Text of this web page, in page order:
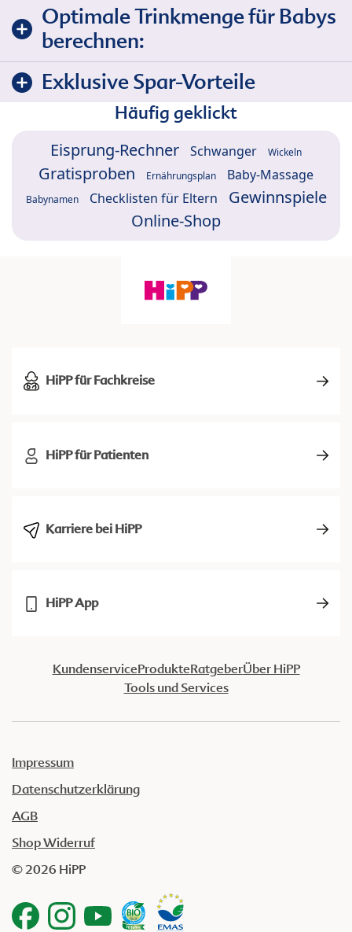
Optimale Trinkmenge für Babys
berechnen:
Exklusive Spar-Vorteile
Häufig geklickt
Eisprung-Rechner Schwanger Wickeln
Gratisproben Ernährungsplan Baby-Massage
Babynamen Checklisten für Eltern
Gewinnspiele
Online-Shop
HiPP für Fachkreise
HiPP für Patienten
Karriere bei HiPP
HiPP App
KundenserviceProdukteRatgeberÜber HiPP
Tools und Services
Impressum
Datenschutzerklärung
AGB
Shop Widerruf
© 2026 HiPP